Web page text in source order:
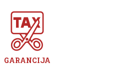
GARANCIJA